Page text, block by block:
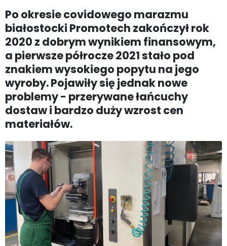
Po okresie covidowego marazmu
białostocki Promotech zakończył rok
2020 z dobrym wynikiem finansowym,
a pierwsze półrocze 2021 stało pod
znakiem wysokiego popytu na jego
wyroby. Pojawiły się jednak nowe
problemy - przerywane łańcuchy
dostaw i bardzo duży wzrost cen
materiałów.